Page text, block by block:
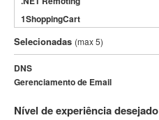
1ShoppingCart
3DS Max
3GSM
4D Dimension
A&P
Selecionadas (max 5)
DNS
Gerenciamento de Email
Nível de experiência desejado